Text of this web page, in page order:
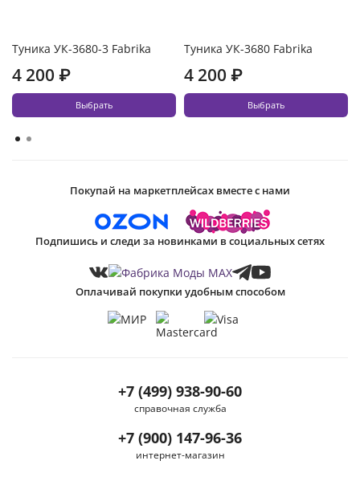
Туника УК-3680-3 Fabrika
4 200 ₽
Выбрать
Туника УК-3680 Fabrika
4 200 ₽
Выбрать
+7 (499) 938-90-60
справочная служба
+7 (900) 147-96-36
интернет-магазин
Покупай на маркетплейсах вместе с нами
Подпишись и следи за новинками в социальных сетях
Оплачивай покупки удобным способом